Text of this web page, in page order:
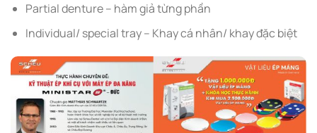
Partial denture – hàm giả từng phần
Individual/ special tray – Khay cá nhân/ khay đặc biệt